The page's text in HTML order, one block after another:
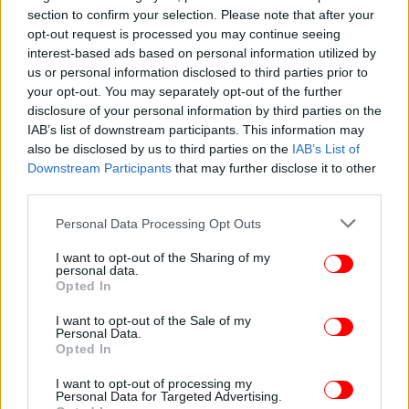
section to confirm your selection. Please note that after your
opt-out request is processed you may continue seeing
interest-based ads based on personal information utilized by
us or personal information disclosed to third parties prior to
your opt-out. You may separately opt-out of the further
disclosure of your personal information by third parties on the
IAB’s list of downstream participants. This information may
also be disclosed by us to third parties on the IAB’s List of
Downstream Participants that may further disclose it to other
Please note that this website/app uses one or more Google
not limited to your visit or usage behaviour. You may click to
grant or deny consent to Google and its third-party tags to
use your data for below specified purposes in below Google
consent section.
Personal Data Processing Opt Outs
I want to opt-out of the Sharing of my
personal data.
Opted In
I want to opt-out of the Sale of my
Personal Data.
Opted In
I want to opt-out of processing my
Personal Data for Targeted Advertising.